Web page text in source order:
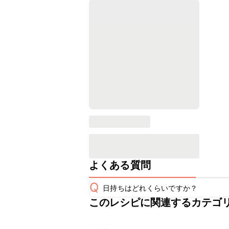
よくある質問
Q 日持ちはどれくらいですか？
保存期間は冷蔵で当日中が目安です
このレシピに関連するカテゴ